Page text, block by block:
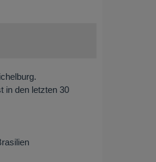
in den letzten 30